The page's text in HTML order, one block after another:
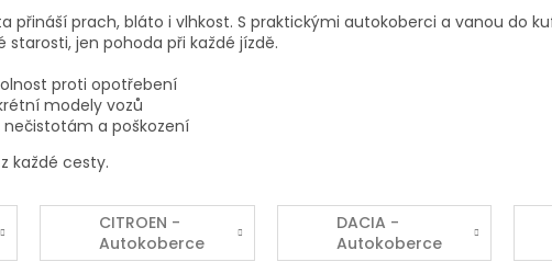
přináší prach, bláto i vlhkost. S praktickými autokoberci a vanou do
starosti, jen pohoda při každé jízdě.
proti opotřebení
modely vozů
a poškození
každé cesty.
CITROEN -
Autokoberce
DACIA -
Autokoberce